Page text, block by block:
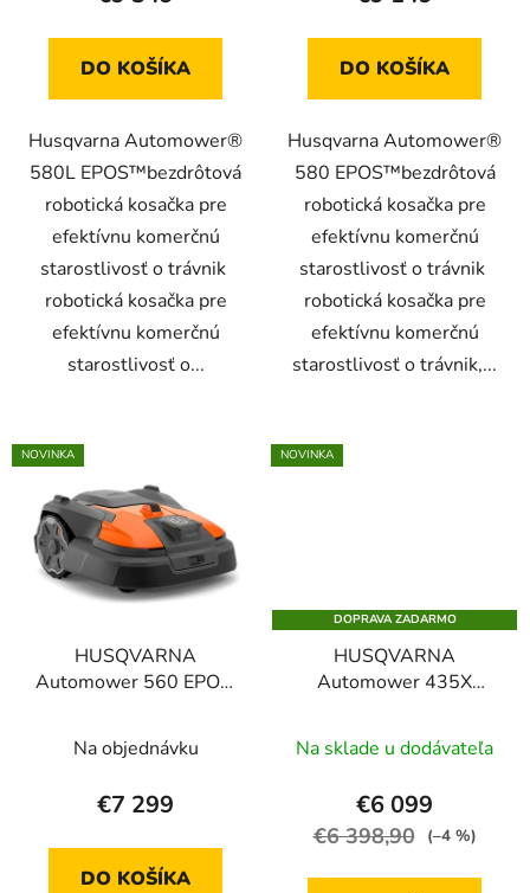
DO KOŠÍKA
Husqvarna Automower®
580L EPOS™bezdrôtová
robotická kosačka pre
efektívnu komerčnú
starostlivosť o trávnik
robotická kosačka pre
efektívnu komerčnú
starostlivosť o...
DO KOŠÍKA
Husqvarna Automower®
580 EPOS™bezdrôtová
robotická kosačka pre
efektívnu komerčnú
starostlivosť o trávnik
robotická kosačka pre
efektívnu komerčnú
starostlivosť o trávnik,...
NOVINKA
HUSQVARNA
Automower 560 EPOS,
Na objednávku
€7 299
DO KOŠÍKA
NOVINKA
DOPRAVA ZADARMO
HUSQVARNA
Automower 435X
kosačka
Na sklade u dodávateľa
€6 099
€6 398,90 (–4 %)